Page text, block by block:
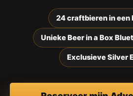
24 craftbieren in een
Unieke Beer in a Box
Exclusieve Silver